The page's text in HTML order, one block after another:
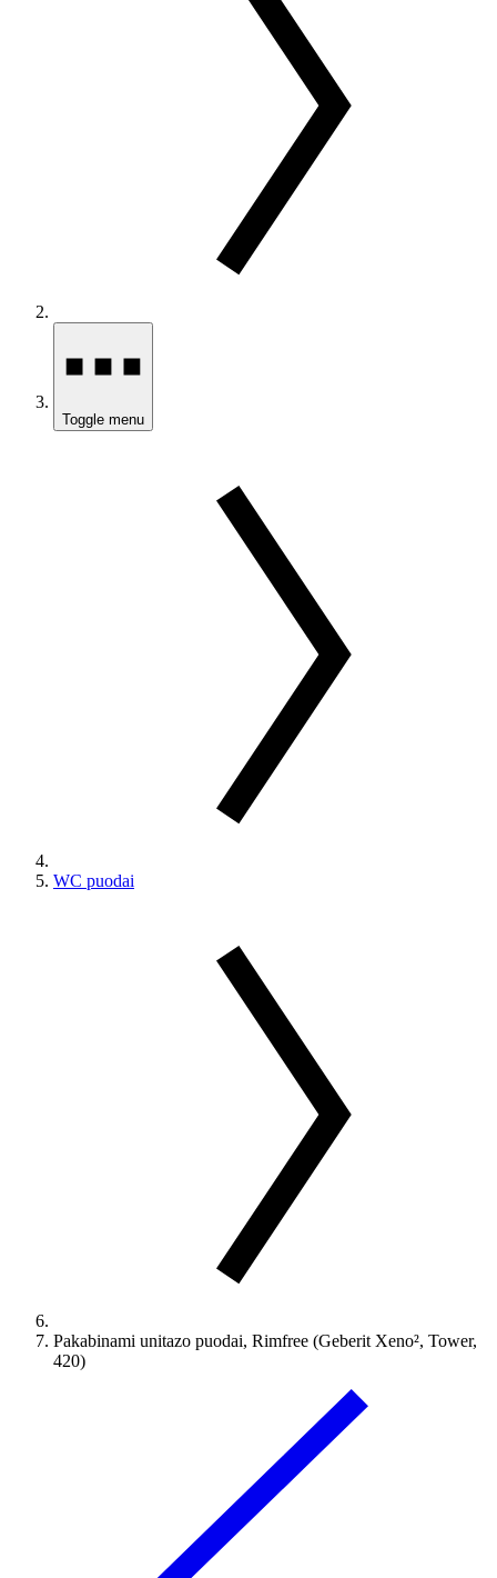
Toggle menu
WC puodai
Pakabinami unitazo puodai, Rimfree (Geberit Xeno², Tower,
420)